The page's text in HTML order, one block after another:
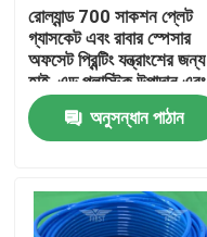
রোল্যান্ড 700 সাকশন প্লেট
গ্যাসকেট এবং রাবার স্পেসার
অফসেট প্রিন্টিং যন্ত্রাংশের জন্য
হাই-এন্ড প্লাস্টিক উপাদান এবং
পরিমাণে ছাড়
অনুসন্ধান পাঠান